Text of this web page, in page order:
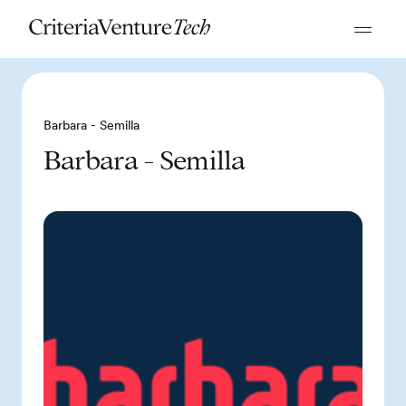
Barbara - Semilla
Barbara - Semilla